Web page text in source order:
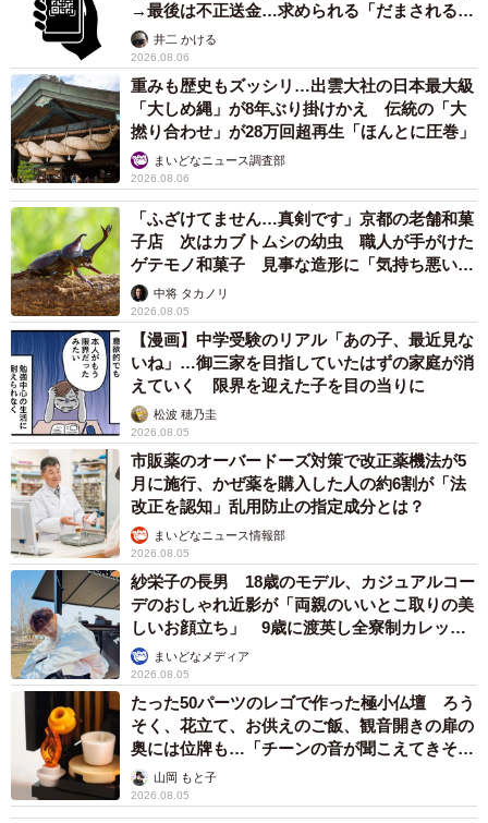
→最後は不正送金…求められる「だまされる前
提」の対策
井二 かける
2026.08.06
重みも歴史もズッシリ…出雲大社の日本最大級
「大しめ縄」が8年ぶり掛けかえ 伝統の「大
撚り合わせ」が28万回超再生「ほんとに圧巻」
まいどなニュース調査部
2026.08.06
「ふざけてません…真剣です」京都の老舗和菓
子店 次はカブトムシの幼虫 職人が手がけた
ゲテモノ和菓子 見事な造形に「気持ち悪いく
らいリアル」
中将 タカノリ
2026.08.05
【漫画】中学受験のリアル「あの子、最近見な
いね」…御三家を目指していたはずの家庭が消
えていく 限界を迎えた子を目の当りに
松波 穂乃圭
2026.08.05
市販薬のオーバードーズ対策で改正薬機法が5
月に施行、かぜ薬を購入した人の約6割が「法
改正を認知」乱用防止の指定成分とは？
まいどなニュース情報部
2026.08.05
紗栄子の長男 18歳のモデル、カジュアルコー
デのおしゃれ近影が「両親のいいとこ取りの美
しいお顔立ち」 9歳に渡英し全寮制カレッジ
で学ぶまいどなメディア
2026.08.05
たった50パーツのレゴで作った極小仏壇 ろう
そく、花立て、お供えのご飯、観音開きの扉の
奥には位牌も…「チーンの音が聞こえてきそ
う」山岡 もと子
2026.08.05